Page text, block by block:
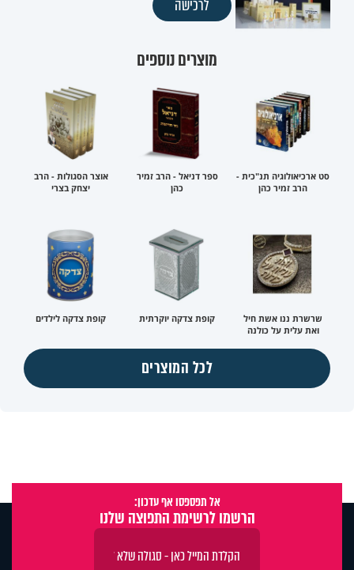
לרכישה
מוצרים נוספים
סט ארכיאולוגיה תנ"כית -
הרב זמיר כהן
ספר דניאל - הרב זמיר
כהן
אוצר הסגולות - הרב
יצחק בצרי
שרשרת ננו אשת חיל
ואת עלית על כולנה
קופת צדקה יוקרתית קופת צדקה לילדים
לכל המוצרים
אל תפספסו אף עדכון:
הרשמו לרשימת התפוצה שלנו